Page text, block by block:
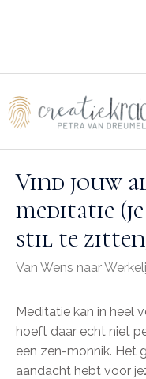
Vind jouw
meditatie
stil te
Van Wens naar
Meditatie kan in heel
hoeft daar echt niet
een zen-monnik. Het
aandacht hebt voor